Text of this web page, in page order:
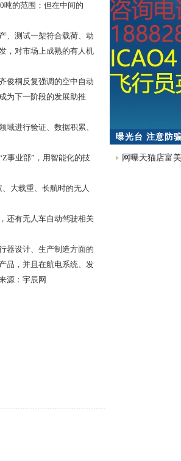
吨的范围；但在中间的
、测试一架符合载荷、动
，对市场上成熟的有人机
俊桐反复强调的空中自动
为下一阶段的发展助推
进行验证、数据积累、
事业部”，用智能化的技
大载重、长航时的无人
还有无人车自动驾驶相关
器设计、生产制造方面的
品，并且在航电系统、发
源： 宇辰网
曝光台 注意防
网曝天猫店富